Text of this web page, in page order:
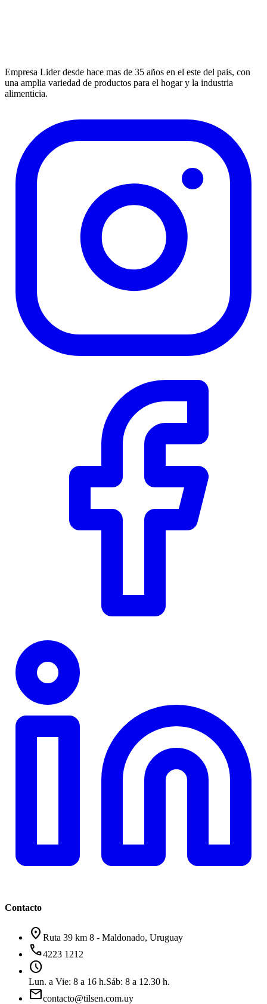
Empresa Lider desde hace mas de 35 años en el este del pais, con
una amplia variedad de productos para el hogar y la industria
alimenticia.
Contacto
location_on Ruta 39 km 8 - Maldonado, Uruguay
phone4223 1212
schedule
Lun. a Vie: 8 a 16 h.Sáb: 8 a 12.30 h.
mailcontacto@tilsen.com.uy